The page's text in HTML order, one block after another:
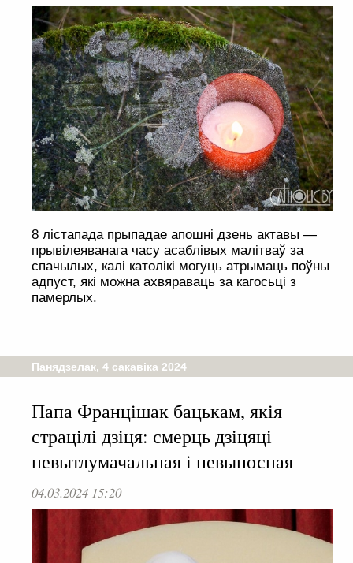
8 лістапада прыпадае апошні дзень актавы —
прывілеяванага часу асаблівых малітваў за
спачылых, калі католікі могуць атрымаць поўны
адпуст, які можна ахвяраваць за кагосьці з
памерлых.
Панядзелак, 4 сакавіка 2024
Папа Францішак бацькам, якія
страцілі дзіця: смерць дзіцяці
невытлумачальная і невыносная
04.03.2024 15:20